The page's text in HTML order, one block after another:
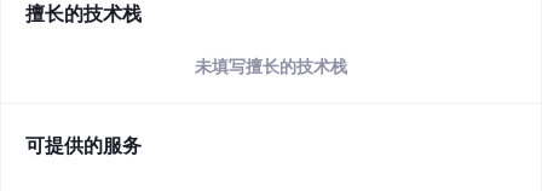
擅长的技术栈
未填写擅长的技术栈
可提供的服务